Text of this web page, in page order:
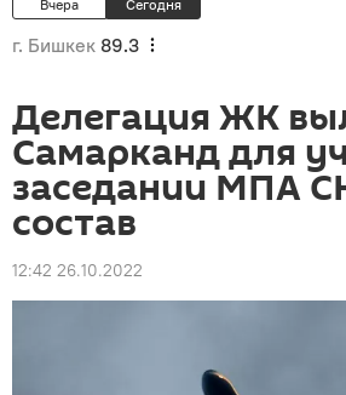
Вчера Сегодня
г. Бишкек 89.3
Делегация ЖК
Самарканд для
заседании МПА
состав
12:42 26.10.2022